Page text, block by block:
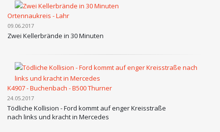
Ortennaukreis - Lahr
09.06.2017
Zwei Kellerbrände in 30 Minuten
K4907 - Buchenbach - B500 Thurner
24.05.2017
Tödliche Kollision - Ford kommt auf enger Kreisstraße
nach links und kracht in Mercedes